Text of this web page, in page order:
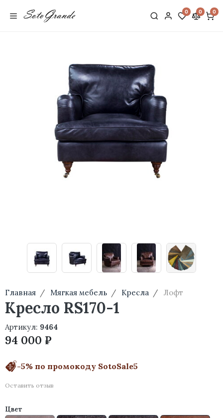
0 0 0
Главная Мягкая мебель Кресла Лофт
Кресло RS170-1
Артикул: 9464
94 000 ₽
-5% по промокоду SotoSale5
Оставить отзыв
Цвет